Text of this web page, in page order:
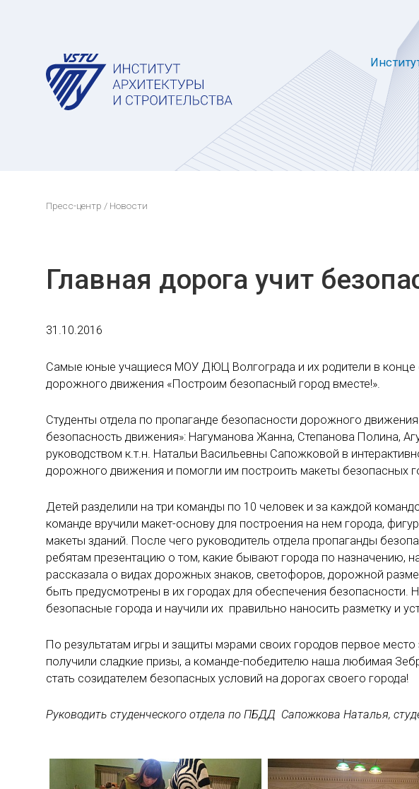
Пресс-центр / Новости
Главная дорога учит
31.10.2016
Самые юные учащиеся МОУ ДЮЦ Волгограда и их родители в конце
дорожного движения «Построим безопасный город вместе!».
Студенты отдела по пропаганде безопасности дорожного
безопасность движения»: Нагуманова Жанна, Степанова Полина,
руководством к.т.н. Натальи Васильевны Сапожковой в
дорожного движения и помогли им построить макеты безопасных
Детей разделили на три команды по 10 человек и за каждой
команде вручили макет-основу для построения на нем города,
макеты зданий. После чего руководитель отдела пропаганды
ребятам презентацию о том, какие бывают города по назначению,
рассказала о видах дорожных знаков, светофоров, дорожной
быть предусмотрены в их городах для обеспечения безопасности.
безопасные города и научили их правильно наносить разметку и
По результатам игры и защиты мэрами своих городов первое место
получили сладкие призы, а команде-победителю наша любимая
стать созидателем безопасных условий на дорогах своего города!
Руководить студенческого отдела по ПБДД Сапожкова Наталья,